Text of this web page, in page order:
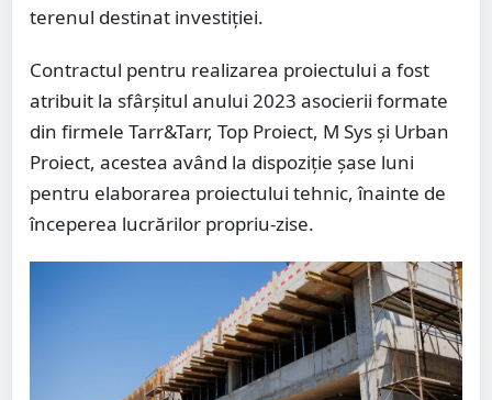
terenul destinat investiției.
Contractul pentru realizarea proiectului a fost
atribuit la sfârșitul anului 2023 asocierii formate
din firmele Tarr&Tarr, Top Proiect, M Sys și Urban
Proiect, acestea având la dispoziție șase luni
pentru elaborarea proiectului tehnic, înainte de
începerea lucrărilor propriu-zise.